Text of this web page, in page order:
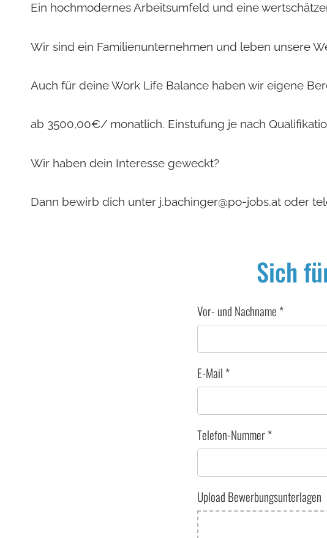
Ein hochmodernes Arbeitsumfeld und eine
Wir sind ein Familienunternehmen und leben unsere
Auch für deine Work Life Balance haben wir eigene
ab 3500,00€/ monatlich. Einstufung je nach
Wir haben dein Interesse geweckt?
Dann bewirb dich unter j.bachinger@po-jobs.at oder
Sich
Vor- und Nachname*
E-Mail*
Telefon-Nummer*
Upload Bewerbungsunterlagen